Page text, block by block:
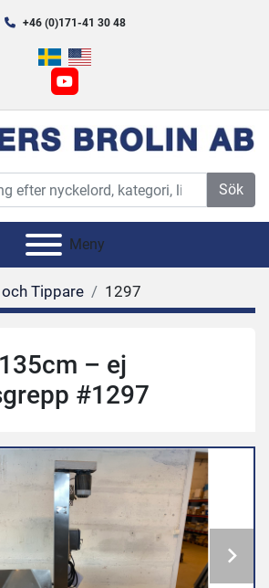
+46 (0)171-41 30 48
youtube
Sök
Meny
Tippare 1297
– ej
#1297